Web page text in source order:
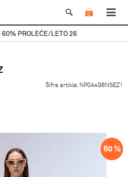
0
PROLEĆE/LETO 26
Šifra artikla: NP0A4G6NSEZ1
60 %